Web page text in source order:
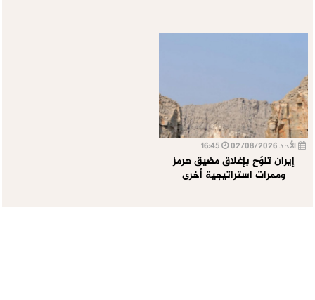
الأحد 02/08/2026
إيران تلوّح بإغلاق مضيق هرمز
وممرات استراتيجية أخرى